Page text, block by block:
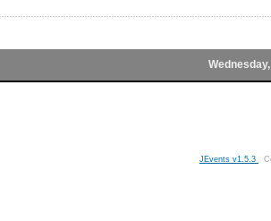
JEvents v1.5.3